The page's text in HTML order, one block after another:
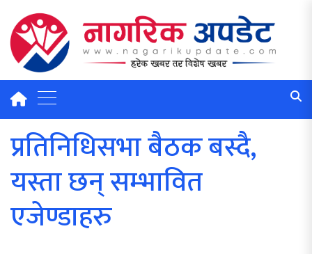
प्रतिनिधिसभा बैठक बस्दै,
यस्ता छन् सम्भावित
एजेण्डाहरु